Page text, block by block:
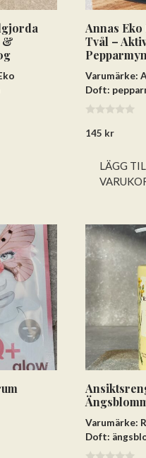
&
Annas
Tvål –
Varumärke:
Doft:
a
145 kr
LÄGG
Varumärke:
Doft:
efteråt.
betalkort/kreditkort